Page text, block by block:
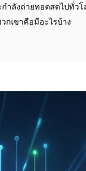
ำลังถ่ายทอดสดไปทั่
กเขาคือมีอะไรบ้าง